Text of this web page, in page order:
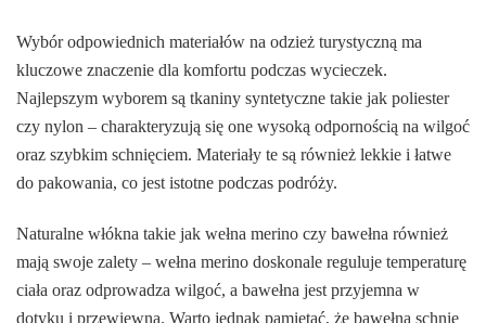
Wybór odpowiednich materiałów na odzież turystyczną ma
kluczowe znaczenie dla komfortu podczas wycieczek.
Najlepszym wyborem są tkaniny syntetyczne takie jak poliester
czy nylon – charakteryzują się one wysoką odpornością na wilgoć
oraz szybkim schnięciem. Materiały te są również lekkie i łatwe
do pakowania, co jest istotne podczas podróży.
Naturalne włókna takie jak wełna merino czy bawełna również
mają swoje zalety – wełna merino doskonale reguluje temperaturę
ciała oraz odprowadza wilgoć, a bawełna jest przyjemna w
dotyku i przewiewna. Warto jednak pamiętać, że bawełna schnie